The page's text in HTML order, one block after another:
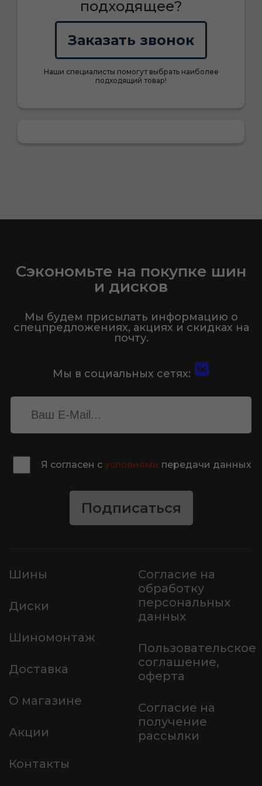
подходящее?
Заказать звонок
Наши специалисты помогут выбрать наиболее
подходящий товар!
Сэкономьте на покупке шин
и дисков
Мы будем присылать информацию о
спецпредложениях, акциях и скидках на
почту.
Мы в социальных сетях:
Я согласен с условиями передачи данных
Подписаться
Шины
Диски
Шиномонтаж
Доставка
О магазине
Акции
Контакты
Согласие на
обработку
персональных
данных
Пользовательское
соглашение,
оферта
Согласие на
получение
рассылки